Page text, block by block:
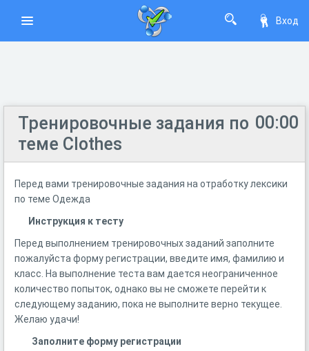
Вход
00:00
Тренировочные задания по
теме Clothes
Перед вами тренировочные задания на отработку лексики
по теме Одежда
Инструкция к тесту
Перед выполнением тренировочных заданий заполните
пожалуйста форму регистрации, введите имя, фамилию и
класс. На выполнение теста вам дается неограниченное
количество попыток, однако вы не сможете перейти к
следующему заданию, пока не выполните верно текущее.
Желаю удачи!
Заполните форму регистрации